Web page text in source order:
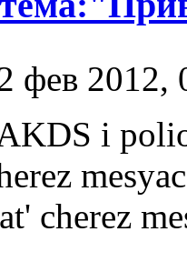
фев 2012,
i
cherez